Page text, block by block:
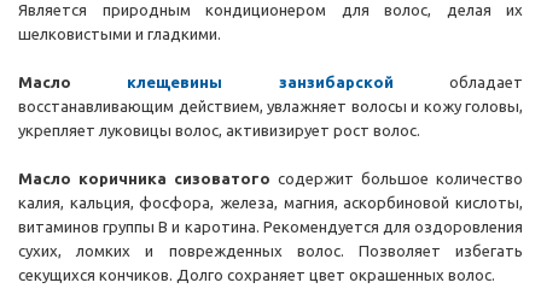
Является природным кондиционером для волос, делая их
шелковистыми и гладкими.
Масло клещевины занзибарской обладает
восстанавливающим действием, увлажняет волосы и кожу головы,
укрепляет луковицы волос, активизирует рост волос.
Масло коричника сизоватого содержит большое количество
калия, кальция, фосфора, железа, магния, аскорбиновой кислоты,
витаминов группы B и каротина. Рекомендуется для оздоровления
сухих, ломких и поврежденных волос. Позволяет избегать
секущихся кончиков. Долго сохраняет цвет окрашенных волос.